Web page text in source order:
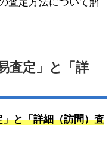
査定」と「詳
と「詳細（訪問）査